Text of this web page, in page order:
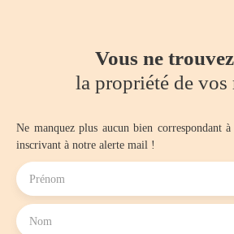
Vous ne
la propriété de vos
Ne manquez plus aucun bien correspondant
inscrivant à notre alerte mail !
Prénom
Nom